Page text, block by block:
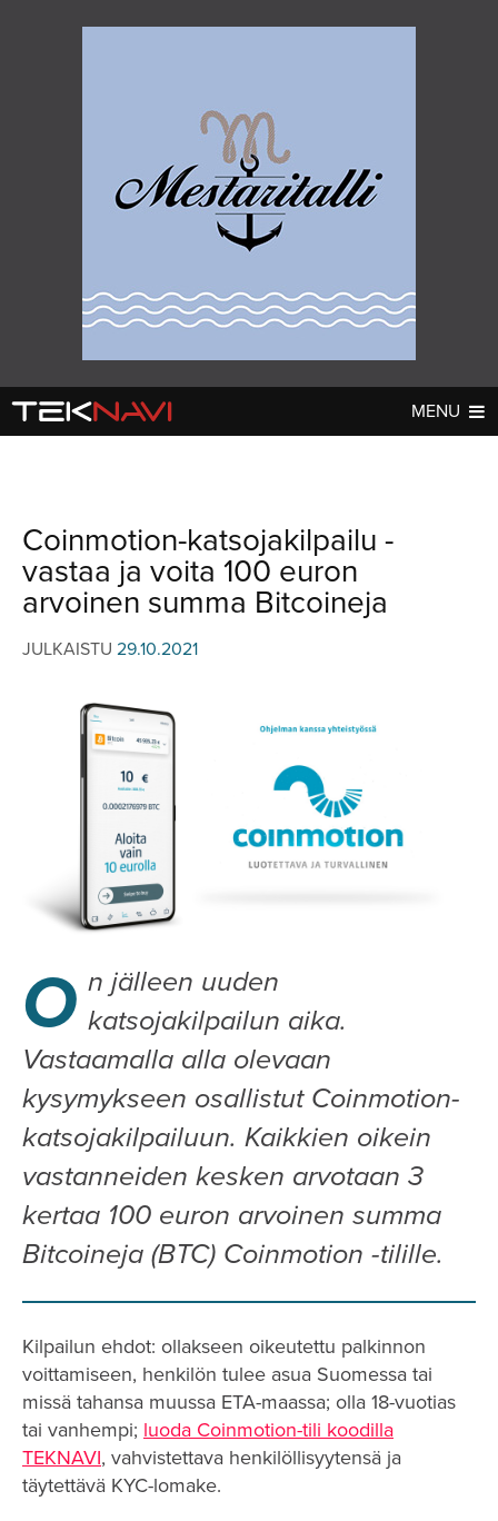
MENU
AJETUT
KOMMENTTI
HUHUT
TESTIT
KOMMENTTI
KILPAILUT
Coinmotion-katsojakilpailu -
vastaa ja voita 100 euron
arvoinen summa Bitcoineja
JULKAISTU 29.10.2021
O n jälleen uuden
katsojakilpailun aika.
Vastaamalla alla olevaan
kysymykseen osallistut Coinmotion-
katsojakilpailuun. Kaikkien oikein
vastanneiden kesken arvotaan 3
kertaa 100 euron arvoinen summa
Bitcoineja (BTC) Coinmotion -tilille.
Kilpailun ehdot: ollakseen oikeutettu palkinnon
voittamiseen, henkilön tulee asua Suomessa tai
missä tahansa muussa ETA-maassa; olla 18-vuotias
tai vanhempi; luoda Coinmotion-tili koodilla
TEKNAVI, vahvistettava henkilöllisyytensä ja
täytettävä KYC-lomake.